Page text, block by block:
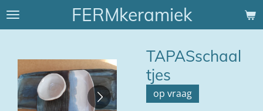
Ga
hoofdinhoud
FERMkeramiek
TAPASschaal
tjes
op vraag